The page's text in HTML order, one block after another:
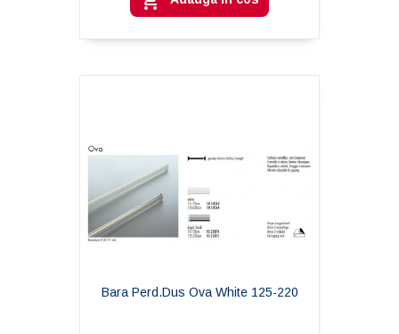
Bara Perd.dus Ova White 125-220